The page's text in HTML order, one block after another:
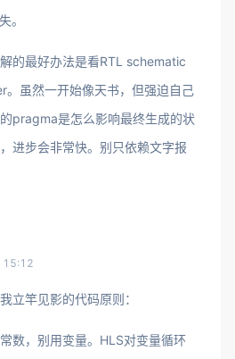
。
的最好办法是看RTL schematic
虽然一开始像天书，但强迫自己
pragma是怎么影响最终生成的状
进步会非常快。别只依赖文字报
立竿见影的代码原则：
数，别用变量。HLS对变量循环